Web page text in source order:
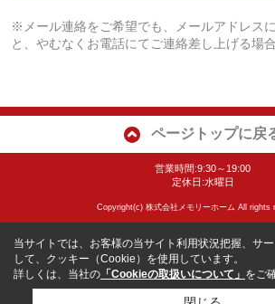
※メール連絡をご希望でも、メールアドレス
と、やむなくお電話にてご連絡差し上げる場
ページトップに戻
営業時間:9:30～19:00
定休日:水曜日
Copyright(c) 株式会社メモリーホーム All rights
当サイトでは、お客様の当サイト利用状況把握、サ
して、クッキー（Cookie）を使用しています。
詳しくは、当社の 「Cookieの取扱いについて」 をご